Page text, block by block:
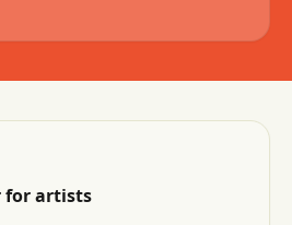
for artists